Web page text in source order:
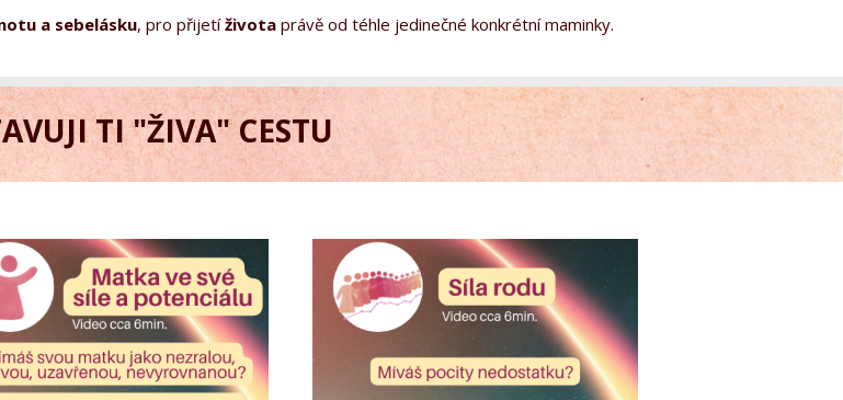
a sebelásku, pro přijetíživotaprávě od téhle jedinečné konkrétní maminky.
TI "ŽIVA" CESTU